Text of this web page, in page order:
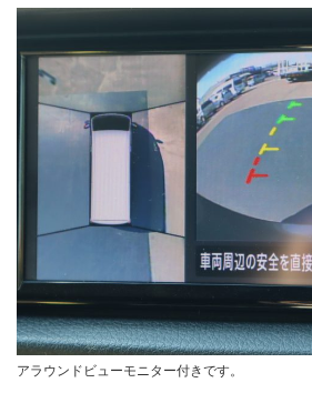
アラウンドビューモニター付きです。